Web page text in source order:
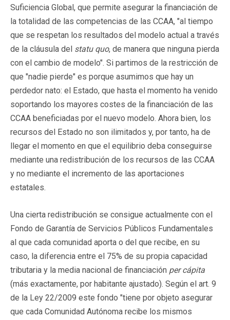
Suficiencia Global, que permite asegurar la financiación de
la totalidad de las competencias de las CCAA, "al tiempo
que se respetan los resultados del modelo actual a través
de la cláusula del statu quo, de manera que ninguna pierda
con el cambio de modelo". Si partimos de la restricción de
que "nadie pierde" es porque asumimos que hay un
perdedor nato: el Estado, que hasta el momento ha venido
soportando los mayores costes de la financiación de las
CCAA beneficiadas por el nuevo modelo. Ahora bien, los
recursos del Estado no son ilimitados y, por tanto, ha de
llegar el momento en que el equilibrio deba conseguirse
mediante una redistribución de los recursos de las CCAA
y no mediante el incremento de las aportaciones
estatales.
Una cierta redistribución se consigue actualmente con el
Fondo de Garantía de Servicios Públicos Fundamentales
al que cada comunidad aporta o del que recibe, en su
caso, la diferencia entre el 75% de su propia capacidad
tributaria y la media nacional de financiación per cápita
(más exactamente, por habitante ajustado). Según el art. 9
de la Ley 22/2009 este fondo "tiene por objeto asegurar
que cada Comunidad Autónoma recibe los mismos